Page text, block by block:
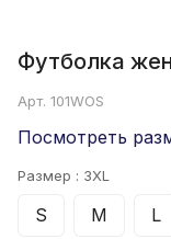
Футболка
Арт. 101WOS
Посмотреть
Размер : 3XL
S M L